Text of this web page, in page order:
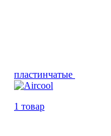
пластинчатые
1 товар